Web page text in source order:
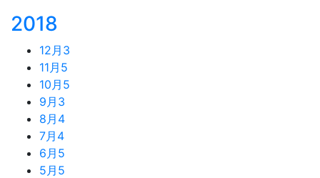
2018
12月 3
11月 5
10月 5
9月 3
8月 4
7月 4
6月 5
5月 5